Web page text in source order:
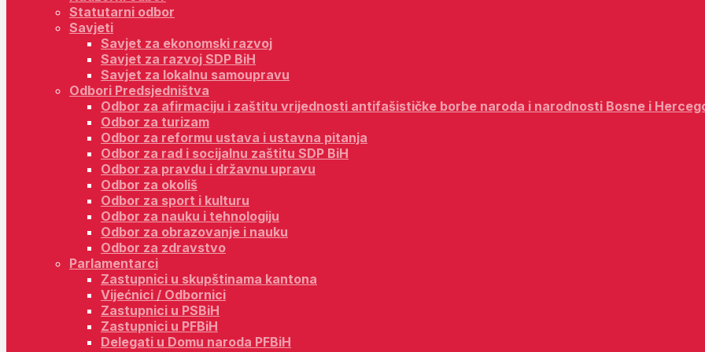
Statutarni odbor
Savjeti
Savjet za ekonomski razvoj
Savjet za razvoj SDP BiH
Savjet za lokalnu samoupravu
Odbori Predsjedništva
Odbor za afirmaciju i zaštitu vrijednosti antifašističke borbe naroda i narodnosti Bosne i
Odbor za turizam
Odbor za reformu ustava i ustavna pitanja
Odbor za rad i socijalnu zaštitu SDP BiH
Odbor za pravdu i državnu upravu
Odbor za okoliš
Odbor za sport i kulturu
Odbor za nauku i tehnologiju
Odbor za obrazovanje i nauku
Odbor za zdravstvo
Parlamentarci
Zastupnici u skupštinama kantona
Vijećnici / Odbornici
Zastupnici u PSBiH
Zastupnici u PFBiH
Delegati u Domu naroda PFBiH